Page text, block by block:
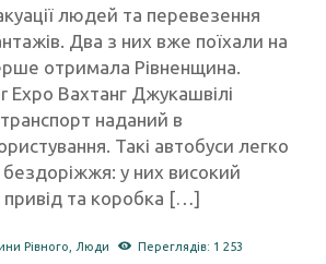
людей та перевезення
Два з них вже поїхали на
отримала Рівненщина.
Expo Вахтанг Джукашвілі
наданий в
Такі автобуси легко
у них високий
привід та коробка […]
Рівного Люди Переглядів: 1 253